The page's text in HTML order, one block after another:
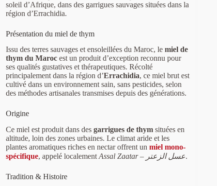
soleil d’Afrique, dans des garrigues sauvages situées dans la
région d’Errachidia.
Présentation du miel de thym
Issu des terres sauvages et ensoleillées du Maroc, le miel de
thym du Maroc est un produit d’exception reconnu pour
ses qualités gustatives et thérapeutiques. Récolté
principalement dans la région d’Errachidia, ce miel brut est
cultivé dans un environnement sain, sans pesticides, selon
des méthodes artisanales transmises depuis des générations.
Origine
Ce miel est produit dans des garrigues de thym situées en
altitude, loin des zones urbaines. Le climat aride et les
plantes aromatiques riches en nectar offrent un miel mono-
spécifique, appelé localement Assal Zaatar – عسل الزعتر.
Tradition & Histoire